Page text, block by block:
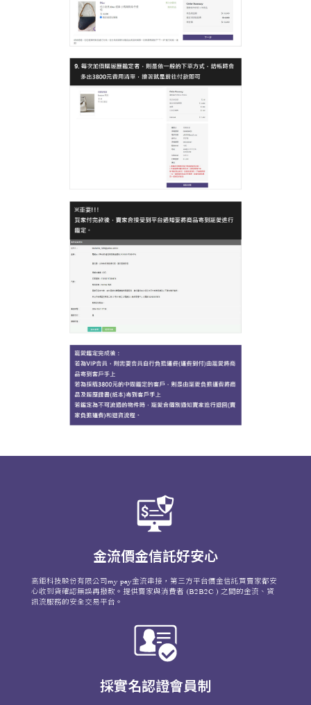
金流價金信託好安心
高鉅科技股份有限公司my pay金流串接，第三方平台價金信託買賣家都安
心收到貨確認無誤再撥款。提供賣家與消費者 (B2B2C ) 之間的金流、資
訊流服務的安全交易平台。
採實名認證會員制